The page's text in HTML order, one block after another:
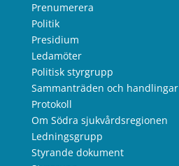
Prenumerera
Politik
Presidium
Ledamöter
Politisk styrgrupp
Sammanträden och handlingar
Protokoll
Om Södra sjukvårdsregionen
Ledningsgrupp
Styrande dokument